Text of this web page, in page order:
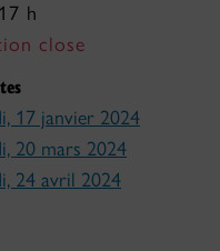
h
close
17 janvier 2024
20 mars 2024
24 avril 2024